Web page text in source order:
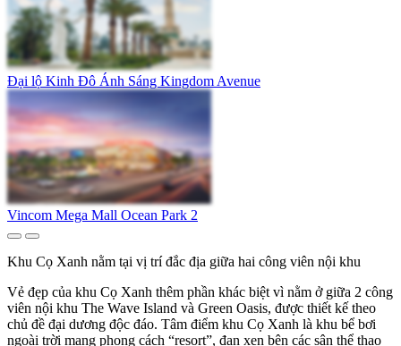
Đại lộ Kinh Đô Ánh Sáng Kingdom Avenue
Vincom Mega Mall Ocean Park 2
Khu Cọ Xanh nằm tại vị trí đắc địa giữa hai công viên nội khu
Vẻ đẹp của khu Cọ Xanh thêm phần khác biệt vì nằm ở giữa 2 công
viên nội khu The Wave Island và Green Oasis, được thiết kế theo
chủ đề đại dương độc đáo. Tâm điểm khu Cọ Xanh là khu bể bơi
ngoài trời mang phong cách “resort”, đan xen bên các sân thể thao